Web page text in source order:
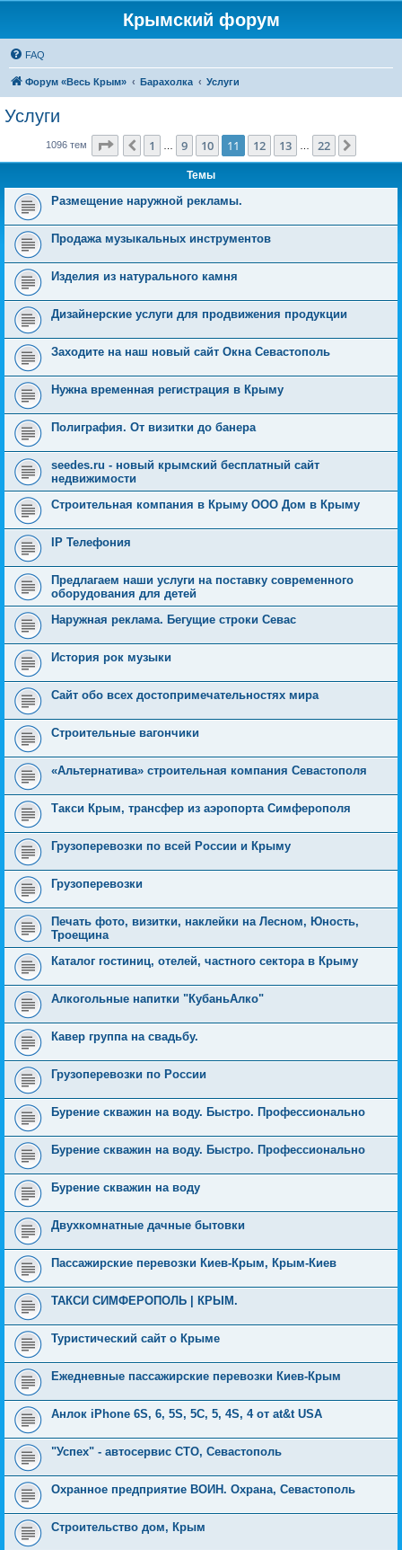
Крымский форум
FAQ
Форум «Весь Крым» Барахолка Услуги
Услуги
1096 тем Страница 11 из22
Пред.
1 9 10 11 12 13 22
Темы
Размещение наружной рекламы.
Продажа музыкальных инструментов
Изделия из натурального камня
Дизайнерские услуги для продвижения продукции
Заходите на наш новый сайт Окна Севастополь
Нужна временная регистрация в Крыму
Полиграфия. От визитки до банера
seedes.ru - новый крымский бесплатный сайт
недвижимости
Строительная компания в Крыму ООО Дом в Крыму
IP Телефония
Предлагаем наши услуги на поставку современного
оборудования для детей
Наружная реклама. Бегущие строки Севас
История рок музыки
Сайт обо всех достопримечательностях мира
Строительные вагончики
«Альтернатива» строительная компания Севастополя
Такси Крым, трансфер из аэропорта Симферополя
Грузоперевозки по всей России и Крыму
Грузоперевозки
Печать фото, визитки, наклейки на Лесном, Юность,
Троещина
Каталог гостиниц, отелей, частного сектора в Крыму
Алкогольные напитки "КубаньАлко"
Кавер группа на свадьбу.
Грузоперевозки по России
Бурение скважин на воду. Быстро. Профессионально
Бурение скважин на воду. Быстро. Профессионально
Бурение скважин на воду
Двухкомнатные дачные бытовки
Пассажирские перевозки Киев-Крым, Крым-Киев
ТАКСИ СИМФЕРОПОЛЬ | КРЫМ.
Туристический сайт о Крыме
Ежедневные пассажирские перевозки Киев-Крым
Анлок iPhone 6S, 6, 5S, 5C, 5, 4S, 4 от at&t USA
"Успех" - автосервис СТО, Севастополь
Охранное предприятие ВОИН. Охрана, Севастополь
Строительство дом, Крым